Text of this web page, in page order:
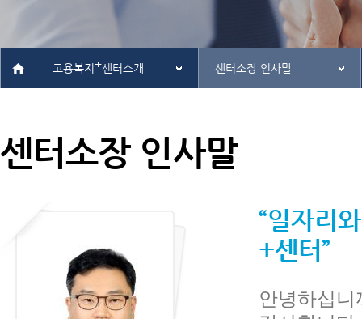
고용복지 +센터소개 센터소장 인사말
센터소장 인사말
“일자리
+센터”
안녕하십